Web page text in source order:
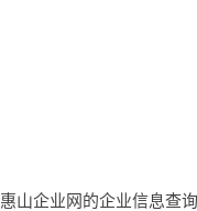
惠山企业网的企业信息查询